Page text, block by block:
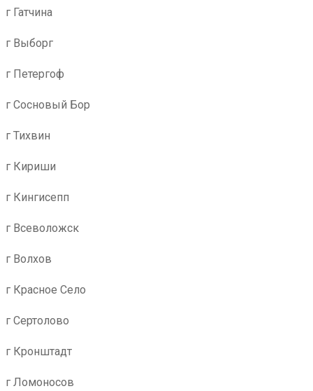
г Гатчина
г Выборг
г Петергоф
г Сосновый Бор
г Тихвин
г Кириши
г Кингисепп
г Всеволожск
г Волхов
г Красное Село
г Сертолово
г Кронштадт
г Ломоносов